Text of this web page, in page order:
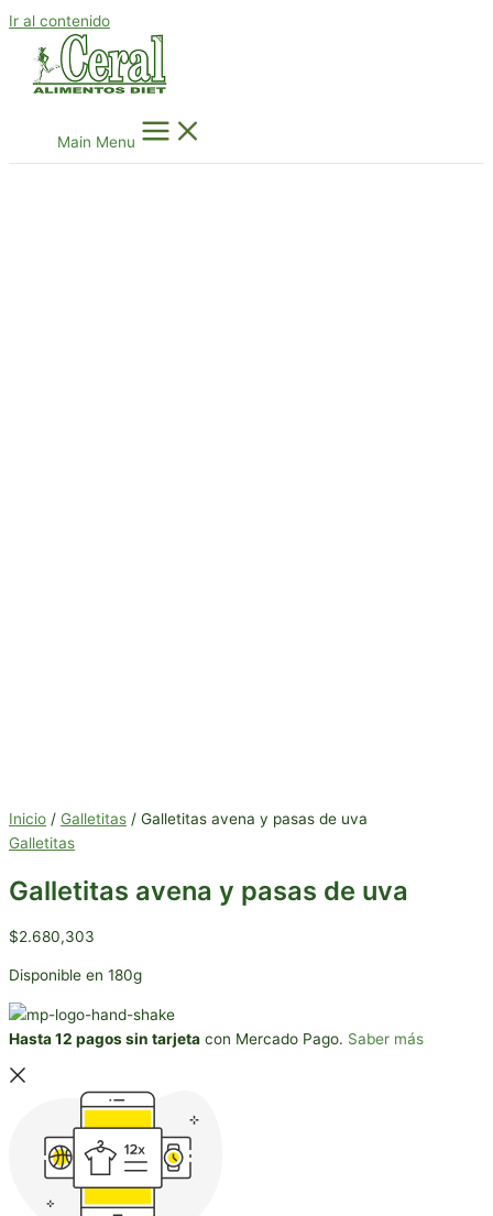
Ir al contenido
Main Menu
Inicio / Galletitas / Galletitas avena y pasas de uva
Galletitas
Galletitas avena y pasas de uva
$2.680,303
Disponible en 180g
Hasta 12 pagos sin tarjeta con Mercado Pago. Saber más